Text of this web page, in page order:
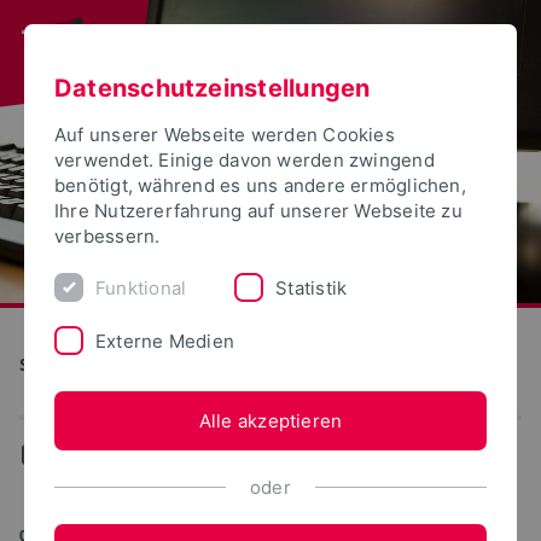
S(kim) - Service Kommunikation Information Medien
... Nachrichten
04.05.2026
Datenschutzeinstellungen
Auf unserer Webseite werden Cookies
verwendet. Einige davon werden zwingend
benötigt, während es uns andere ermöglichen,
Ihre Nutzererfahrung auf unserer Webseite zu
verbessern.
Funktional Statistik
Externe Medien
Alle akzeptieren
oder